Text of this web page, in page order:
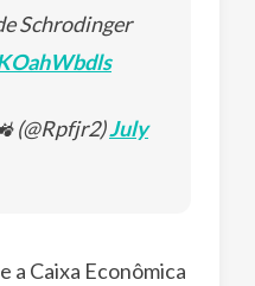
Schrodinger
(@Rpfjr2)July
a Caixa Econômica